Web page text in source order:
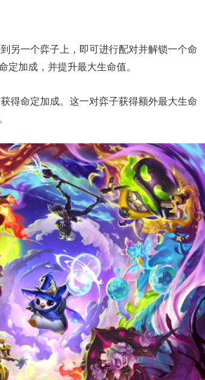
另一个弈子上，即可进行配对并解锁一个命
定加成，并提升最大生命值。
得命定加成。这一对弈子获得额外最大生命